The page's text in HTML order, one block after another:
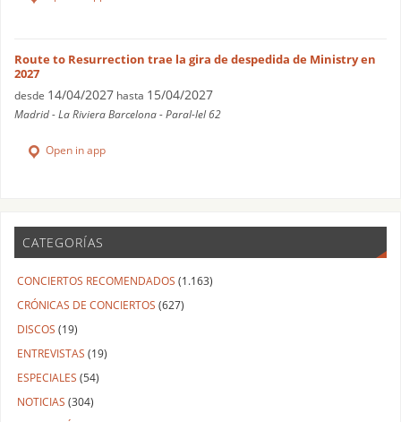
Route to Resurrection trae la gira de despedida de Ministry en
2027
desde 14/04/2027 hasta 15/04/2027
Madrid - La Riviera Barcelona - Paral-lel 62
Open in app
CATEGORÍAS
CONCIERTOS RECOMENDADOS (1.163)
CRÓNICAS DE CONCIERTOS (627)
DISCOS (19)
ENTREVISTAS (19)
ESPECIALES (54)
NOTICIAS (304)